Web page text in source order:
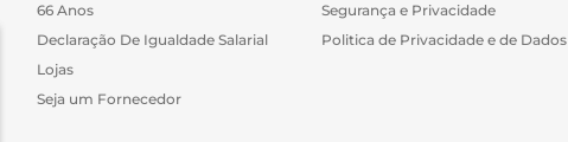
66 Anos
Declaração De Igualdade Salarial
Lojas
Seja um Fornecedor
Segurança e Privacidade
Politica de Privacidade e de Dados